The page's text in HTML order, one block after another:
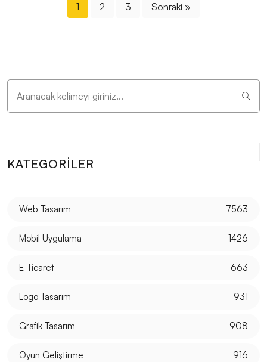
1 2 3 Sonraki »
KATEGORILER
Web Tasarım 7563
Mobil Uygulama 1426
E-Ticaret 663
Logo Tasarım 931
Grafik Tasarım 908
Oyun Geliştirme 916